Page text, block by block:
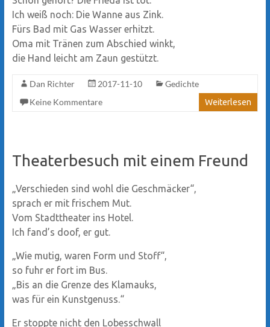
Ich weiß noch: Die Wanne aus Zink.
Fürs Bad mit Gas Wasser erhitzt.
Oma mit Tränen zum Abschied winkt,
die Hand leicht am Zaun gestützt.
Dan Richter 2017-11-10
Gedichte
Keine Kommentare
Weiterlesen
Theaterbesuch mit einem Freund
„Verschieden sind wohl die Geschmäcker“,
sprach er mit frischem Mut.
Vom Stadttheater ins Hotel.
Ich fand’s doof, er gut.
„Wie mutig, waren Form und Stoff“,
so fuhr er fort im Bus.
„Bis an die Grenze des Klamauks,
was für ein Kunstgenuss.“
Er stoppte nicht den Lobesschwall